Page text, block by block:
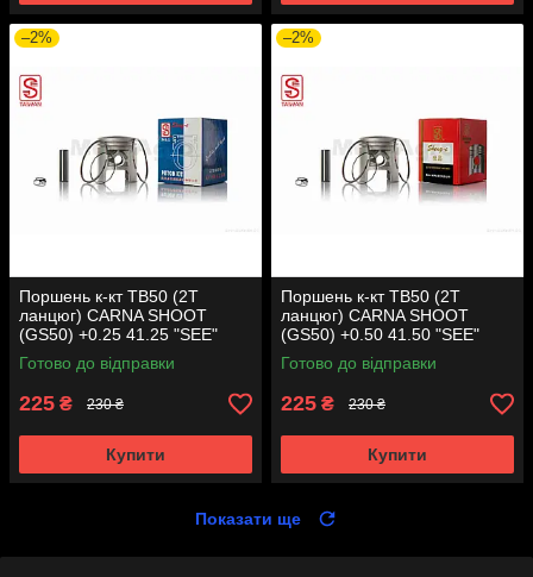
–2%
Поршень к-кт TB50 (2T
ланцюг) CARNA SHOOT
(GS50) +0.25 41.25 "SEE"
(Sheng-E) таємниця (акція)
Готово до відправки
225 ₴ 230 ₴
Купити
–2%
Поршень к-кт TB50 (2T
ланцюг) CARNA SHOOT
(GS50) +0.50 41.50 "SEE"
(Sheng-E) таємниця (акція)
Готово до відправки
225 ₴ 230 ₴
Купити
Показати ще